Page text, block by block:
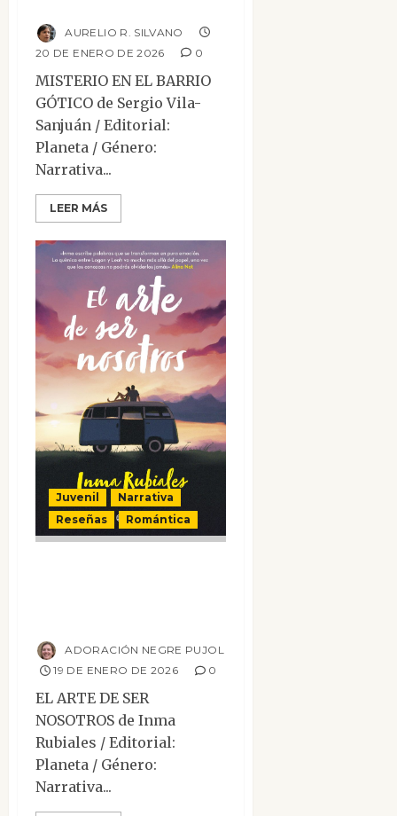
AURELIO R. SILVANO
20 DE ENERO DE 2026
0
MISTERIO EN EL BARRIO
GÓTICO de Sergio Vila-
Sanjuán / Editorial:
Planeta / Género:
Narrativa...
LEER MÁS
Juvenil
Narrativa
Reseñas
Romántica
ADORACIÓN NEGRE PUJOL
19 DE ENERO DE 2026
0
EL ARTE DE SER
NOSOTROS de Inma
Rubiales / Editorial:
Planeta / Género:
Narrativa...